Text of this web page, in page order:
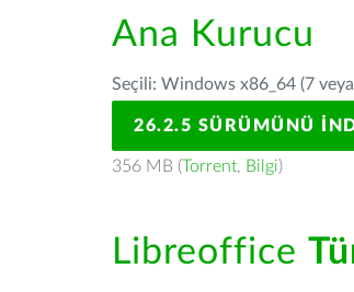
Ana Kurucu
Seçili: Windows x86_64 (7
26.2.5 SÜRÜMÜNÜ
356 MB (Torrent, Bilgi)
Libreoffice